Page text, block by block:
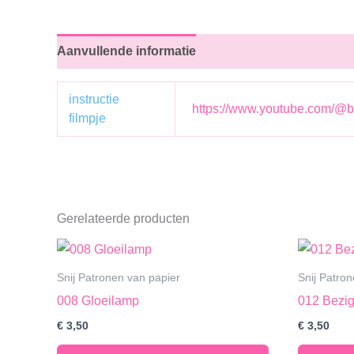
Aanvullende informatie
instructie
filmpje
https://www.youtube.com/
Gerelateerde producten
Snij Patronen van papier
008 Gloeilamp
€ 3,50
Snij
012
€ 3,50